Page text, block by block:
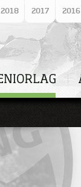
2018 2017 2016